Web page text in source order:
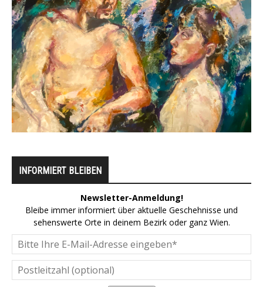
INFORMIERT BLEIBEN
Newsletter-Anmeldung!
Bleibe immer informiert über aktuelle Geschehnisse und
sehenswerte Orte in deinem Bezirk oder ganz Wien.